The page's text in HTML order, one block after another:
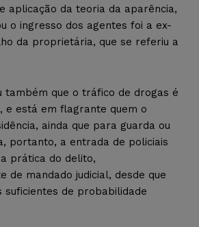
aplicação da teoria da aparência,
o ingresso dos agentes foi a ex-
da proprietária, que se referiu a
também que o tráfico de drogas é
e está em flagrante quem o
ainda que para guarda ou
portanto, a entrada de policiais
prática do delito,
de mandado judicial, desde que
suficientes de probabilidade